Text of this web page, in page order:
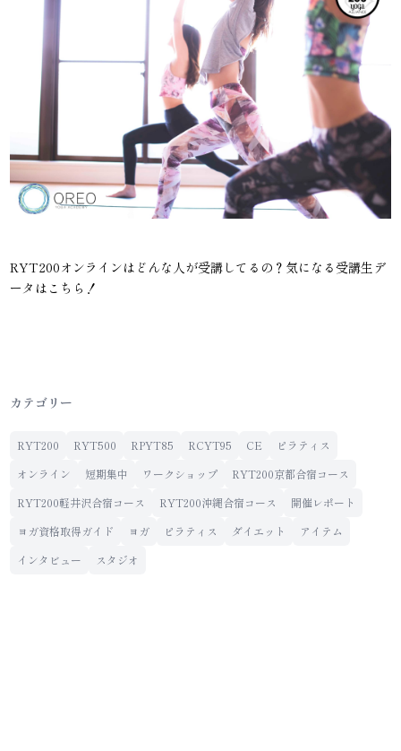
RYT200オンラインはどんな人が受講してるの？気になる受講生デ
ータはこちら！
カテゴリー
RYT200 RYT500 RPYT85 RCYT95 CE
ピラティス
オンライン
短期集中 ワークショップ
RYT200京都合宿コース
RYT200軽井沢合宿コース
RYT200沖縄合宿コース
開催レポート
ヨガ資格取得ガイド
ヨガ ピラティス ダイエット
アイテム
インタビュー
スタジオ